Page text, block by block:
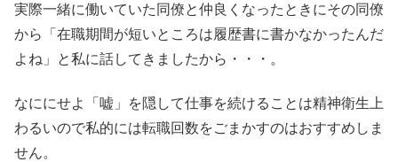
実際一緒に働いていた同僚と仲良くなったときにその同僚
から「在職期間が短いところは履歴書に書かなかったんだ
よね」と私に話してきましたから・・・。
なににせよ「嘘」を隠して仕事を続けることは精神衛生上
わるいので私的には転職回数をごまかすのはおすすめしま
せん。